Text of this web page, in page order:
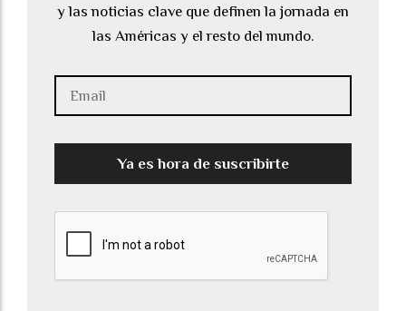
y las noticias clave que definen la jornada en
las Américas y el resto del mundo.
Ya es hora de suscribirte